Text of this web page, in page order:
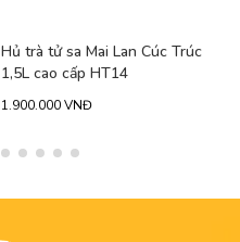
Hủ trà tử sa Mai Lan Cúc Trúc
1,5L cao cấp HT14
1.900.000 VNĐ